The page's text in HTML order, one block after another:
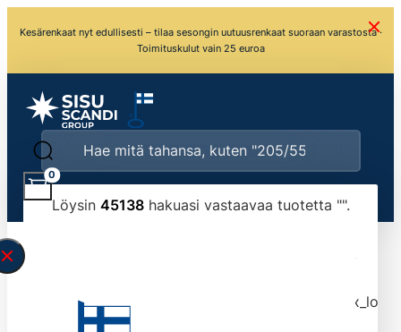
Kesärenkaat nyt edullisesti – tilaa sesongin uutuusrenkaat suoraan varastosta ·
Toimituskulut vain 25 euroa
Löysin 45138hakuasi vastaavaa tuotetta "".
typed the search query correctly.<br>Currently
tmlmvi","meta_query":
0